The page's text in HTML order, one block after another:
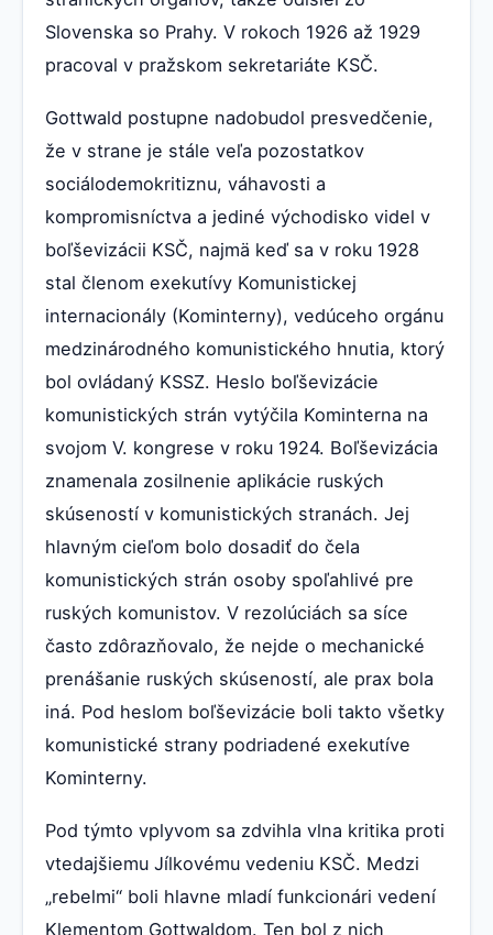
Slovenska so Prahy. V rokoch 1926 až 1929
pracoval v pražskom sekretariáte KSČ.
Gottwald postupne nadobudol presvedčenie,
že v strane je stále veľa pozostatkov
sociálodemokritiznu, váhavosti a
kompromisníctva a jediné východisko videl v
boľševizácii KSČ, najmä keď sa v roku 1928
stal členom exekutívy Komunistickej
internacionály (Kominterny), vedúceho orgánu
medzinárodného komunistického hnutia, ktorý
bol ovládaný KSSZ. Heslo boľševizácie
komunistických strán vytýčila Kominterna na
svojom V. kongrese v roku 1924. Boľševizácia
znamenala zosilnenie aplikácie ruských
skúseností v komunistických stranách. Jej
hlavným cieľom bolo dosadiť do čela
komunistických strán osoby spoľahlivé pre
ruských komunistov. V rezolúciách sa síce
často zdôrazňovalo, že nejde o mechanické
prenášanie ruských skúseností, ale prax bola
iná. Pod heslom boľševizácie boli takto všetky
komunistické strany podriadené exekutíve
Kominterny.
Pod týmto vplyvom sa zdvihla vlna kritika proti
vtedajšiemu Jílkovému vedeniu KSČ. Medzi
„rebelmi“ boli hlavne mladí funkcionári vedení
Klementom Gottwaldom. Ten bol z nich